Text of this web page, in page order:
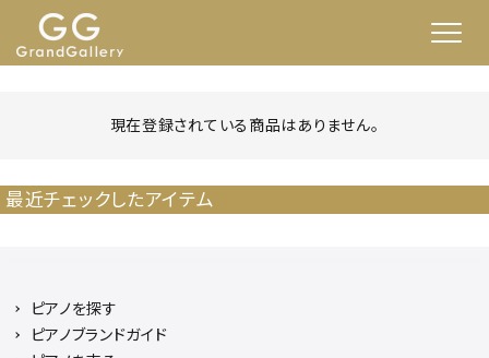
現在登録されている商品はありません。
最近チェックしたアイテム
ピアノを探す
ピアノブランドガイド